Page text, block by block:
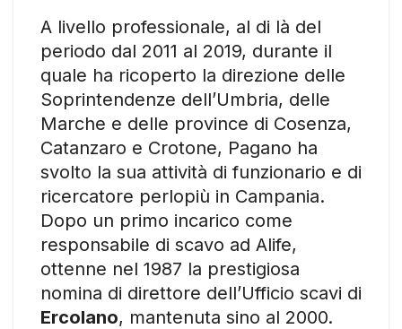
A livello professionale, al di là del
periodo dal 2011 al 2019, durante il
quale ha ricoperto la direzione delle
Soprintendenze dell’Umbria, delle
Marche e delle province di Cosenza,
Catanzaro e Crotone, Pagano ha
svolto la sua attività di funzionario e di
ricercatore perlopiù in Campania.
Dopo un primo incarico come
responsabile di scavo ad Alife,
ottenne nel 1987 la prestigiosa
nomina di direttore dell’Ufficio scavi di
Ercolano, mantenuta sino al 2000.